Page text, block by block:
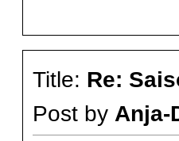
Title: Re:
Post by Anja-